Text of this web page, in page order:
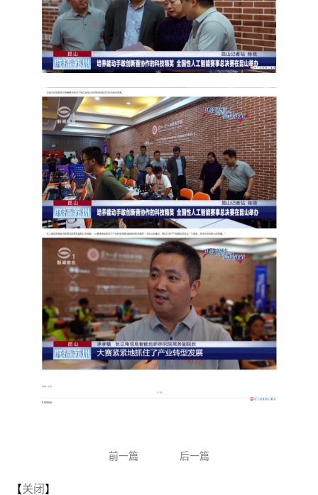
前一篇 后一篇
【关闭 】